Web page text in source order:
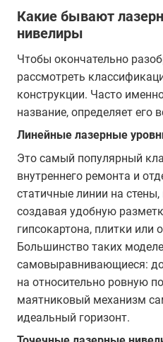
Какие бывают
нивелиры
Чтобы окончательно
рассмотреть
конструкции. Часто
название, определяет его
Линейные лазерные
Это самый популярный
внутреннего ремонта и
статичные линии на
создавая удобную
гипсокартона, плитки или
Большинство таких
самовыравнивающиеся:
на относительно ровную
маятниковый механизм
идеальный горизонт.